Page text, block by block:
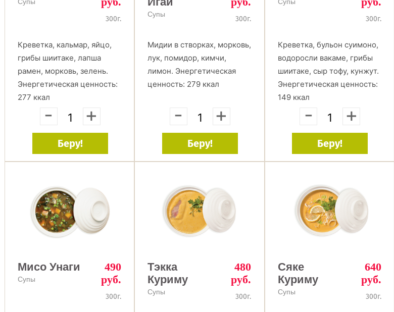
300г.
Креветка, кальмар, яйцо,
грибы шиитаке, лапша
рамен, морковь, зелень.
Энергетическая ценность:
277 ккал
- +
Беру!
Супы
300г.
Мидии в створках, морковь,
лук, помидор, кимчи,
лимон. Энергетическая
ценность: 279 ккал
- +
Беру!
300г.
Креветка, бульон суимоно,
водоросли вакаме, грибы
шиитаке, сыр тофу, кунжут.
Энергетическая ценность:
149 ккал
- +
Беру!
Мисо Унаги
Супы
490
руб.
300г.
Тэкка
Куриму
Супы
480
руб.
300г.
Сяке
Куриму
Супы
640
руб.
300г.